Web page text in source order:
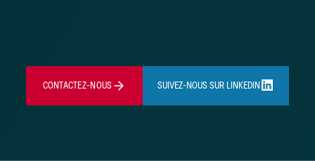
CONTACTEZ-NOUS SUIVEZ-NOUS SUR LINKEDIN